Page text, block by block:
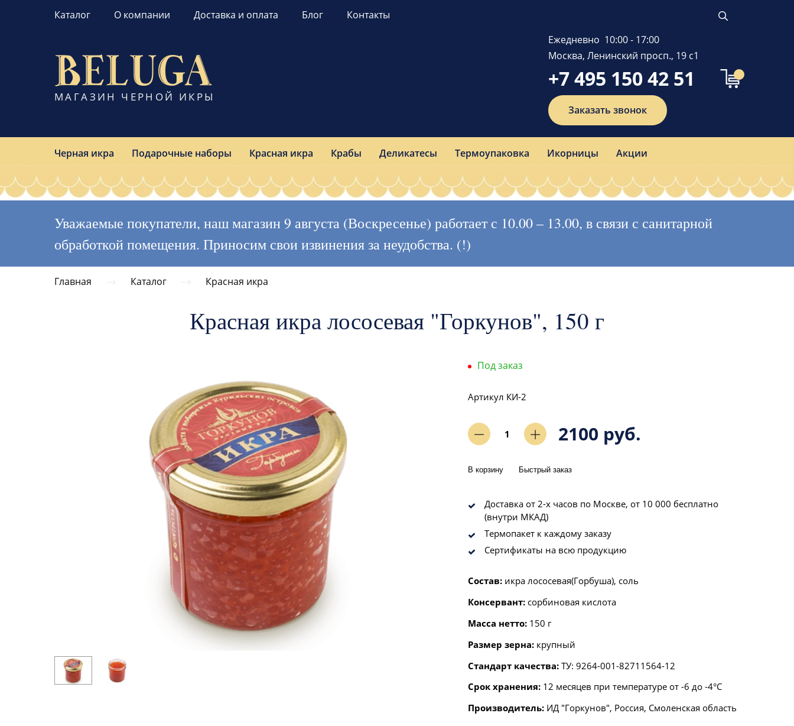
Каталог О компании Доставка и оплата Блог Контакты
МАГАЗИН ЧЕРНОЙ ИКРЫ
Ежедневно 10:00 - 17:00
Москва, Ленинский просп., 19 с1
+7 495 150 42 51
Заказать звонок
Черная икра Подарочные наборы Красная икра Крабы Деликатесы Термоупаковка Икорницы Акции
Уважаемые покупатели, наш магазин 9 августа (Воскресенье) работает с 10.00 – 13.00, в связи с санитарной
обработкой помещения. Приносим свои извинения за неудобства. (!)
Главная Каталог Красная икра
Красная икра лососевая "Горкунов", 150 г
Под заказ
Артикул КИ-2
2100 руб.
В корзину Быстрый заказ
Доставка от 2-х часов по Москве, от 10 000 бесплатно
(внутри МКАД)
Термопакет к каждому заказу
Сертификаты на всю продукцию
Состав: икра лососевая(Горбуша), соль
Консервант: сорбиновая кислота
Масса нетто: 150 г
Размер зерна: крупный
Стандарт качества: ТУ: 9264-001-82711564-12
Срок хранения: 12 месяцев при температуре от -6 до -4°С
Производитель: ИД "Горкунов", Россия, Смоленская область